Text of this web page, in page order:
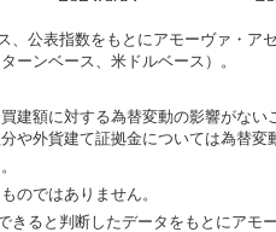
公表指数をもとにアモーヴァ・ア
ーンベース、米ドルベース）。
建額に対する為替変動の影響がない
外貨建て証拠金については為替変
のではありません。
ると判断したデータをもとにアモ